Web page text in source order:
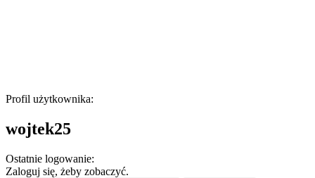
Profil użytkownika:
wojtek25
Ostatnie logowanie:
Zaloguj się, żeby zobaczyć.